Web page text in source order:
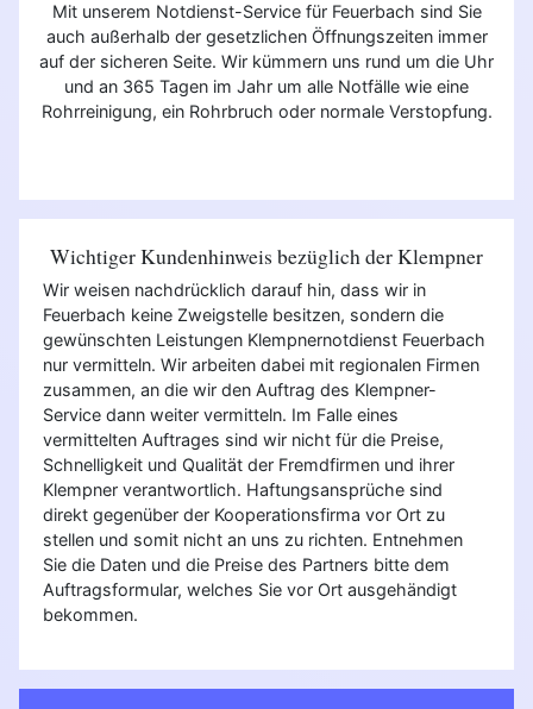
Mit unserem Notdienst-Service für Feuerbach sind Sie
auch außerhalb der gesetzlichen Öffnungszeiten immer
auf der sicheren Seite. Wir kümmern uns rund um die Uhr
und an 365 Tagen im Jahr um alle Notfälle wie eine
Rohrreinigung, ein Rohrbruch oder normale Verstopfung.
Wichtiger Kundenhinweis bezüglich der Klempner
Wir weisen nachdrücklich darauf hin, dass wir in
Feuerbach keine Zweigstelle besitzen, sondern die
gewünschten Leistungen Klempnernotdienst Feuerbach
nur vermitteln. Wir arbeiten dabei mit regionalen Firmen
zusammen, an die wir den Auftrag des Klempner-
Service dann weiter vermitteln. Im Falle eines
vermittelten Auftrages sind wir nicht für die Preise,
Schnelligkeit und Qualität der Fremdfirmen und ihrer
Klempner verantwortlich. Haftungsansprüche sind
direkt gegenüber der Kooperationsfirma vor Ort zu
stellen und somit nicht an uns zu richten. Entnehmen
Sie die Daten und die Preise des Partners bitte dem
Auftragsformular, welches Sie vor Ort ausgehändigt
bekommen.